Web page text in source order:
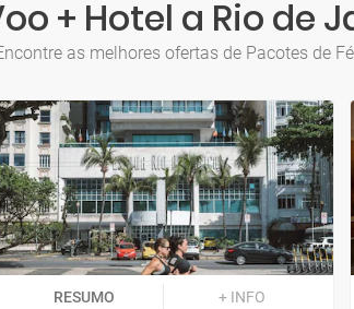
+ Hotel a Rio de
as melhores ofertas de Pacotes de
RESUMO + INFO